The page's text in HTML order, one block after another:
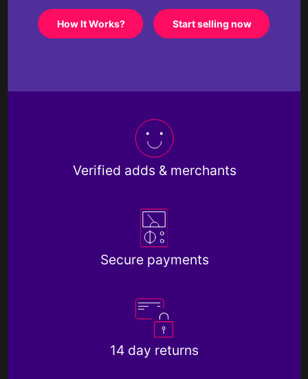
How It Works? Start selling now
Verified adds & merchants
Secure payments
14 day returns